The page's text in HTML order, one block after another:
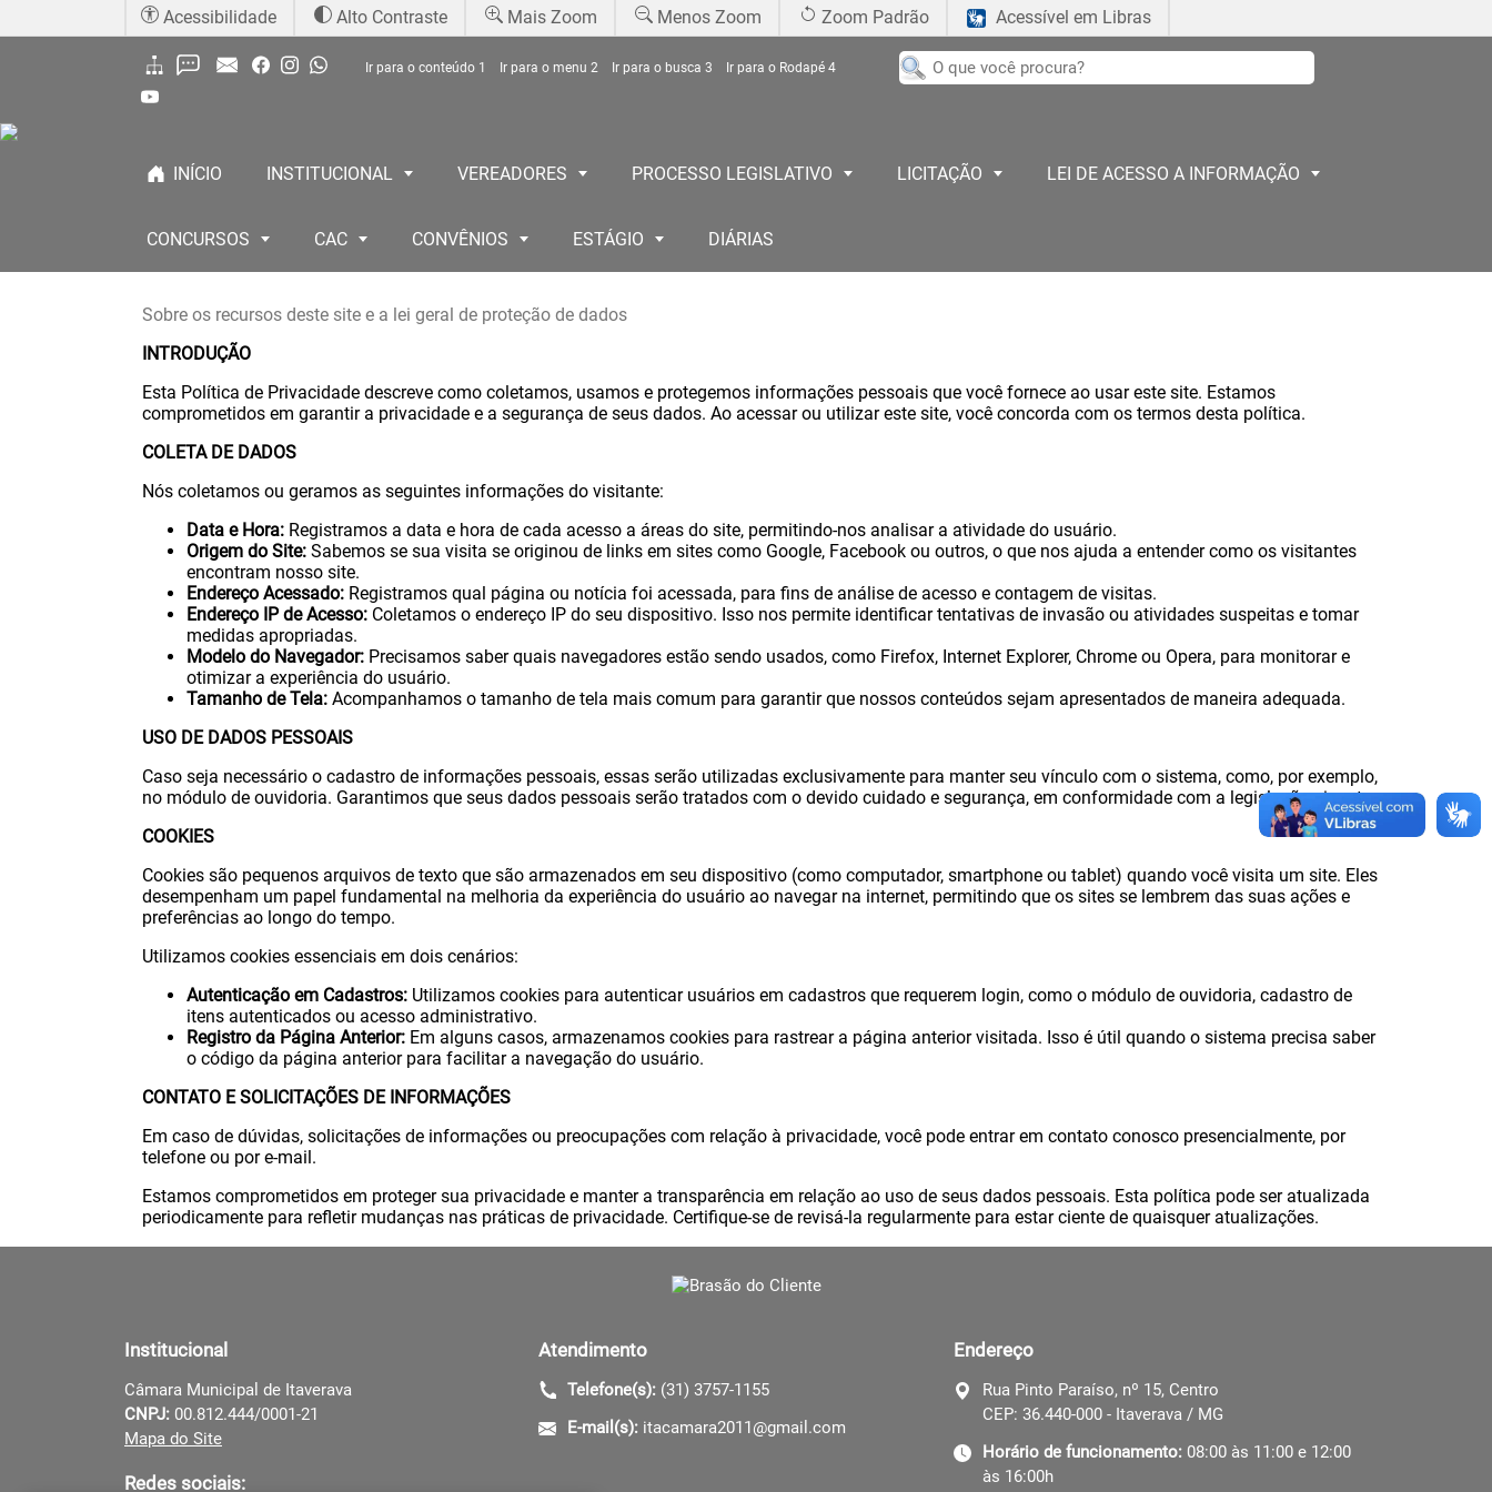
Acessibilidade Alto Contraste Mais Zoom Menos Zoom Zoom Padrão Acessível em Libras
Ir para o conteúdo 1 Ir para o menu 2 Ir para o busca 3 Ir para o Rodapé 4
INÍCIO INSTITUCIONAL VEREADORES PROCESSO LEGISLATIVO LICITAÇÃO LEI DE ACESSO A INFORMAÇÃO
CONCURSOS CAC CONVÊNIOS ESTÁGIO DIÁRIAS
Sobre os recursos deste site e a lei geral de proteção de dados
INTRODUÇÃO
Esta Política de Privacidade descreve como coletamos, usamos e protegemos informações pessoais que você fornece ao usar este site. Estamos
comprometidos em garantir a privacidade e a segurança de seus dados. Ao acessar ou utilizar este site, você concorda com os termos desta política.
COLETA DE DADOS
Nós coletamos ou geramos as seguintes informações do visitante:
Data e Hora: Registramos a data e hora de cada acesso a áreas do site, permitindo-nos analisar a atividade do usuário.
Origem do Site: Sabemos se sua visita se originou de links em sites como Google, Facebook ou outros, o que nos ajuda a entender como os visitantes
encontram nosso site.
Endereço Acessado: Registramos qual página ou notícia foi acessada, para fins de análise de acesso e contagem de visitas.
Endereço IP de Acesso: Coletamos o endereço IP do seu dispositivo. Isso nos permite identificar tentativas de invasão ou atividades suspeitas e tomar
medidas apropriadas.
Modelo do Navegador: Precisamos saber quais navegadores estão sendo usados, como Firefox, Internet Explorer, Chrome ou Opera, para monitorar e
otimizar a experiência do usuário.
Tamanho de Tela: Acompanhamos o tamanho de tela mais comum para garantir que nossos conteúdos sejam apresentados de maneira adequada.
USO DE DADOS PESSOAIS
Caso seja necessário o cadastro de informações pessoais, essas serão utilizadas exclusivamente para manter seu vínculo com o sistema, como, por exemplo,
no módulo de ouvidoria. Garantimos que seus dados pessoais serão tratados com o devido cuidado e segurança, em conformidade com a legislação vigente.
COOKIES
Cookies são pequenos arquivos de texto que são armazenados em seu dispositivo (como computador, smartphone ou tablet) quando você visita um site. Eles
desempenham um papel fundamental na melhoria da experiência do usuário ao navegar na internet, permitindo que os sites se lembrem das suas ações e
preferências ao longo do tempo.
Utilizamos cookies essenciais em dois cenários:
Autenticação em Cadastros: Utilizamos cookies para autenticar usuários em cadastros que requerem login, como o módulo de ouvidoria, cadastro de
itens autenticados ou acesso administrativo.
Registro da Página Anterior: Em alguns casos, armazenamos cookies para rastrear a página anterior visitada. Isso é útil quando o sistema precisa saber
o código da página anterior para facilitar a navegação do usuário.
CONTATO E SOLICITAÇÕES DE INFORMAÇÕES
Em caso de dúvidas, solicitações de informações ou preocupações com relação à privacidade, você pode entrar em contato conosco presencialmente, por
telefone ou por e-mail.
Estamos comprometidos em proteger sua privacidade e manter a transparência em relação ao uso de seus dados pessoais. Esta política pode ser atualizada
periodicamente para refletir mudanças nas práticas de privacidade. Certifique-se de revisá-la regularmente para estar ciente de quaisquer atualizações.
Institucional
Câmara Municipal de Itaverava
CNPJ: 00.812.444/0001-21
Mapa do Site
Redes sociais:
Atendimento
Telefone(s): (31) 3757-1155
E-mail(s): itacamara2011@gmail.com
Endereço
Rua Pinto Paraíso, nº 15, Centro
CEP: 36.440-000 - Itaverava / MG
Horário de funcionamento: 08:00 às 11:00 e 12:00
às 16:00h